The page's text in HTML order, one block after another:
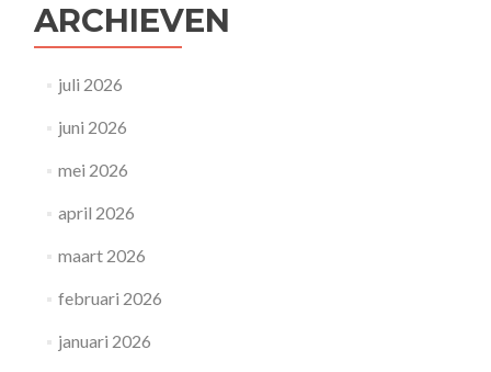
ARCHIEVEN
juli 2026
juni 2026
mei 2026
april 2026
maart 2026
februari 2026
januari 2026